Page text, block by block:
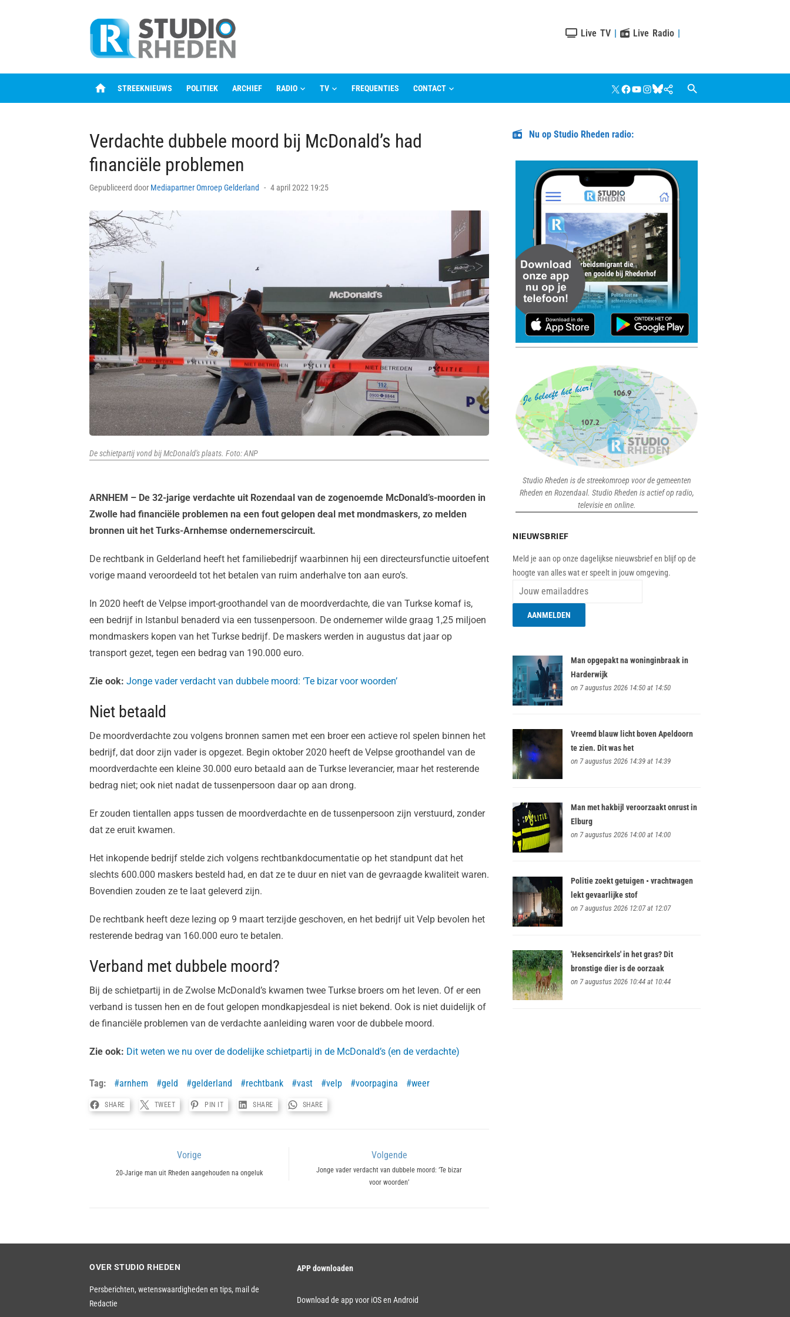
Live TV | Live Radio |
home STREEKNIEUWS POLITIEK ARCHIEF RADIO TV FREQUENTIES CONTACT X Facebook
YouTube
Instagram
Bluesky
Google
Nieuws
Verdachte dubbele moord bij McDonald’s had
financiële problemen
Gepubliceerd door Mediapartner Omroep Gelderland
Posted
4 april 2022 19:25
De schietpartij vond bij McDonald's plaats. Foto: ANP
ARNHEM – De 32-jarige verdachte uit Rozendaal van de zogenoemde McDonald’s-moorden in
Zwolle had financiële problemen na een fout gelopen deal met mondmaskers, zo melden
bronnen uit het Turks-Arnhemse ondernemerscircuit.
De rechtbank in Gelderland heeft het familiebedrijf waarbinnen hij een directeursfunctie uitoefent
vorige maand veroordeeld tot het betalen van ruim anderhalve ton aan euro’s.
In 2020 heeft de Velpse import-groothandel van de moordverdachte, die van Turkse komaf is,
een bedrijf in Istanbul benaderd via een tussenpersoon. De ondernemer wilde graag 1,25 miljoen
mondmaskers kopen van het Turkse bedrijf. De maskers werden in augustus dat jaar op
transport gezet, tegen een bedrag van 190.000 euro.
Zie ook: Jonge vader verdacht van dubbele moord: ‘Te bizar voor woorden’
Niet betaald
De moordverdachte zou volgens bronnen samen met een broer een actieve rol spelen binnen het
bedrijf, dat door zijn vader is opgezet. Begin oktober 2020 heeft de Velpse groothandel van de
moordverdachte een kleine 30.000 euro betaald aan de Turkse leverancier, maar het resterende
bedrag niet; ook niet nadat de tussenpersoon daar op aan drong.
Er zouden tientallen apps tussen de moordverdachte en de tussenpersoon zijn verstuurd, zonder
dat ze eruit kwamen.
Het inkopende bedrijf stelde zich volgens rechtbankdocumentatie op het standpunt dat het
slechts 600.000 maskers besteld had, en dat ze te duur en niet van de gevraagde kwaliteit waren.
Bovendien zouden ze te laat geleverd zijn.
De rechtbank heeft deze lezing op 9 maart terzijde geschoven, en het bedrijf uit Velp bevolen het
resterende bedrag van 160.000 euro te betalen.
Verband met dubbele moord?
Bij de schietpartij in de Zwolse McDonald’s kwamen twee Turkse broers om het leven. Of er een
verband is tussen hen en de fout gelopen mondkapjesdeal is niet bekend. Ook is niet duidelijk of
de financiële problemen van de verdachte aanleiding waren voor de dubbele moord.
Zie ook: Dit weten we nu over de dodelijke schietpartij in de McDonald’s (en de verdachte)
Tag: arnhem geld gelderland rechtbank vast velp voorpagina weer
SHARE TWEET PIN IT SHARE SHARE
navigatie
Vorige
Previous
20-Jarige man uit Rheden aangehouden na ongeluk
Volgende
Next
Jonge vader verdacht van dubbele moord: ‘Te bizar
voor woorden’
Nu op Studio Rheden radio:
Studio Rheden is de streekomroep voor de gemeenten
Rheden en Rozendaal. Studio Rheden is actief op radio,
televisie en online.
NIEUWSBRIEF
Meld je aan op onze dagelijkse nieuwsbrief en blijf op de
hoogte van alles wat er speelt in jouw omgeving.
Man opgepakt na woninginbraak in
Harderwijk
on 7 augustus 2026 14:50 at 14:50
Vreemd blauw licht boven Apeldoorn
te zien. Dit was het
on 7 augustus 2026 14:39 at 14:39
Man met hakbijl veroorzaakt onrust in
Elburg
on 7 augustus 2026 14:00 at 14:00
Politie zoekt getuigen • vrachtwagen
lekt gevaarlijke stof
on 7 augustus 2026 12:07 at 12:07
'Heksencirkels' in het gras? Dit
bronstige dier is de oorzaak
on 7 augustus 2026 10:44 at 10:44
OVER STUDIO RHEDEN
Persberichten, wetenswaardigheden en tips, mail de
Redactie
APP downloaden
Download de app voor iOS en Android